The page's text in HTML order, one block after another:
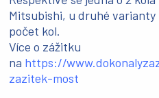
Mitsubishi, u druhé
počet kol.
Více o zážitku
na https://
zazitek-most